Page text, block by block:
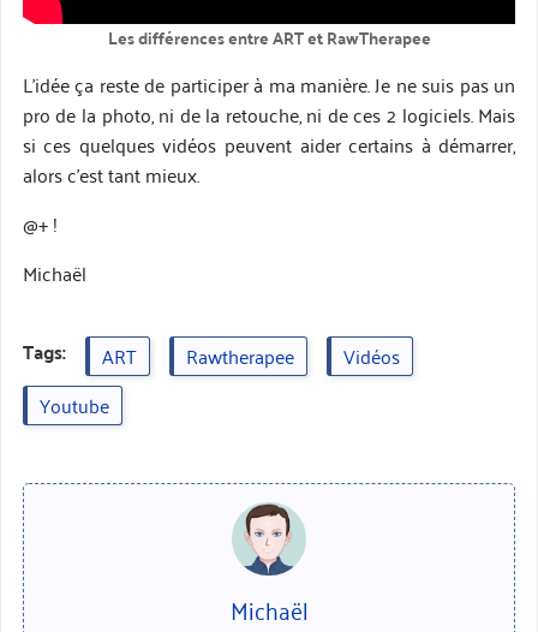
Les différences entre ART et RawTherapee
L’idée ça reste de participer à ma manière. Je ne suis pas un
pro de la photo, ni de la retouche, ni de ces 2 logiciels. Mais
si ces quelques vidéos peuvent aider certains à démarrer,
alors c’est tant mieux.
@+ !
Michaël
Tags: ART Rawtherapee
Vidéos
Youtube
Michaël